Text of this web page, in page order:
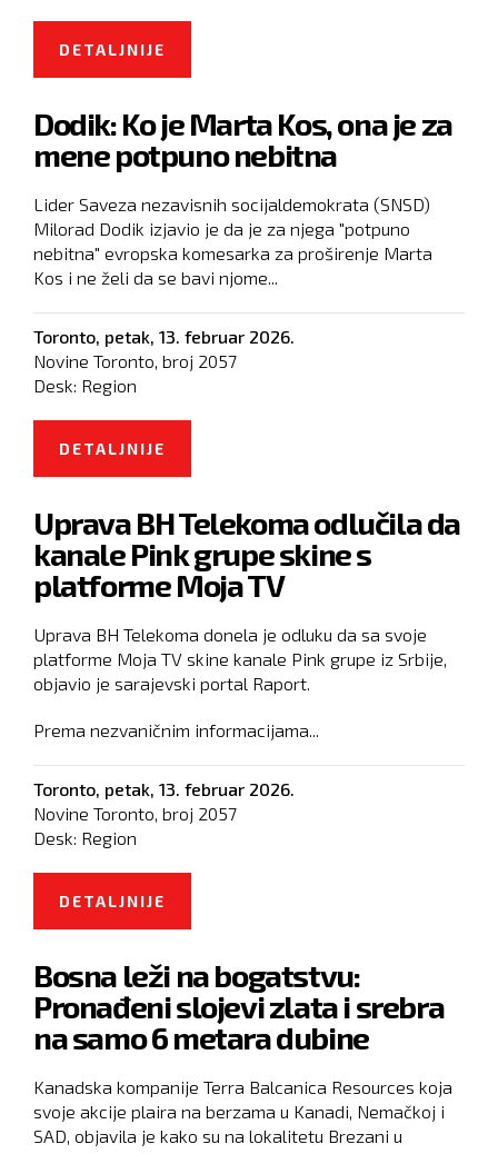
DETALJNIJE
Dodik: Ko je Marta Kos, ona je za
mene potpuno nebitna
Lider Saveza nezavisnih socijaldemokrata (SNSD)
Milorad Dodik izjavio je da je za njega "potpuno
nebitna" evropska komesarka za proširenje Marta
Kos i ne želi da se bavi njome...
Toronto, petak, 13. februar 2026.
Novine Toronto, broj 2057
Desk: Region
DETALJNIJE
Uprava BH Telekoma odlučila da
kanale Pink grupe skine s
platforme Moja TV
Uprava BH Telekoma donela je odluku da sa svoje
platforme Moja TV skine kanale Pink grupe iz Srbije,
objavio je sarajevski portal Raport.
Prema nezvaničnim informacijama...
Toronto, petak, 13. februar 2026.
Novine Toronto, broj 2057
Desk: Region
DETALJNIJE
SKINE S PLATFORME MOJA TV
Bosna leži na bogatstvu:
Pronađeni slojevi zlata i srebra
na samo 6 metara dubine
Kanadska kompanije Terra Balcanica Resources koja
svoje akcije plaira na berzama u Kanadi, Nemačkoj i
SAD, objavila je kako su na lokalitetu Brezani u